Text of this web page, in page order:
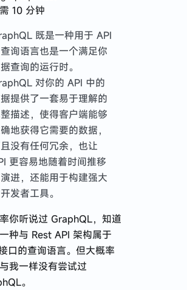
10 分钟
既是一种用于 API
询语言也是一个满足你
查询的运行时。
对你的 API 中的
提供了一套易于理解的
描述，使得客户端能够
地获得它需要的数据，
没有任何冗余，也让
更容易地随着时间推移
进，还能用于构建强大
发者工具。
你听说过 GraphQL，知道
种与 Rest API 架构属于
口的查询语言。但大概率
我一样没有尝试过
。